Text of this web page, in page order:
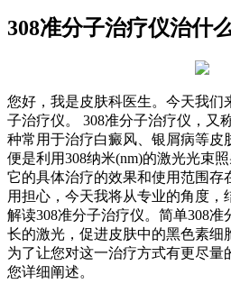
308准分子治疗仪治什
您好，我是皮肤科医生。今天我们
子治疗仪。 308准分子治疗仪，又
种常用于治疗白癜风、银屑病等皮
便是利用308纳米(nm)的激光光束
它的具体治疗的效果和使用范围存
用担心，今天我将从专业的角度，
解读308准分子治疗仪。简单308
长的激光，促进皮肤中的黑色素细
为了让您对这一治疗方式有更尽量
您详细阐述。